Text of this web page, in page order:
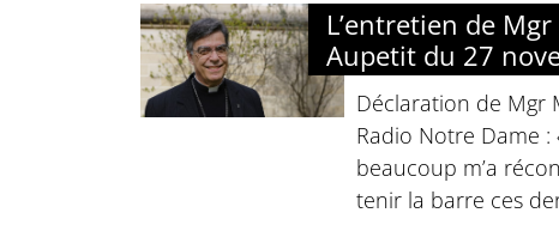
L’entretien de
Aupetit du 27
Déclaration de Mgr
Radio Notre Dame :
beaucoup m’a
tenir la barre ces